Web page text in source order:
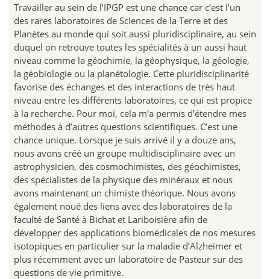
Travailler au sein de l’IPGP est une chance car c’est l’un
des rares laboratoires de Sciences de la Terre et des
Planètes au monde qui soit aussi pluridisciplinaire, au sein
duquel on retrouve toutes les spécialités à un aussi haut
niveau comme la géochimie, la géophysique, la géologie,
la géobiologie ou la planétologie. Cette pluridisciplinarité
favorise des échanges et des interactions de très haut
niveau entre les différents laboratoires, ce qui est propice
à la recherche. Pour moi, cela m’a permis d’étendre mes
méthodes à d’autres questions scientifiques. C’est une
chance unique. Lorsque je suis arrivé il y a douze ans,
nous avons créé un groupe multidisciplinaire avec un
astrophysicien, des cosmochimistes, des géochimistes,
des spécialistes de la physique des minéraux et nous
avons maintenant un chimiste théorique. Nous avons
également noué des liens avec des laboratoires de la
faculté de Santé à Bichat et Lariboisière afin de
développer des applications biomédicales de nos mesures
isotopiques en particulier sur la maladie d’Alzheimer et
plus récemment avec un laboratoire de Pasteur sur des
questions de vie primitive.